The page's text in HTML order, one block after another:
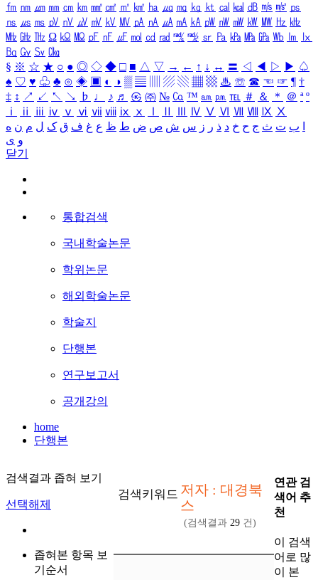
㎙ ㎚ ㎛ ㎜ ㎝ ㎞ ㎟ ㎠ ㎡ ㎢ ㏊ ㎍ ㎎ ㎏ ㏏ ㎈ ㎉ ㏈ ㎧ ㎨ ㎰
㎱ ㎲ ㎳ ㎴ ㎵ ㎶ ㎷ ㎸ ㎹ ㎀ ㎁ ㎂ ㎃ ㎄ ㎺ ㎻ ㎽ ㎾ ㎿ ㎐ ㎑
㎒ ㎓ ㎔ Ω ㏀ ㏁ ㎊ ㎋ ㎌ ㏖ ㏅ ㎭ ㎮ ㎯ ㏛ ㎩ ㎪ ㎫ ㎬ ㏝ ㏐
㏓
㏃ ㏉ ㏜ ㏆
§ ※ ☆ ★ ○ ● ◎ ◇ ◆ □ ■ △ ▽ → ← ↑ ↓ ↔ 〓 ◁ ◀ ▷ ▶ ♤
♠ ♡ ♥ ♧ ♣ ⊙ ◈ ▣ ◐ ◑ ▒ ▤ ▨ ▧ ▦ ▩ ♨ ☏ ☎ ☜ ☞ ¶ †
‡ ↕ ↗ ↙ ↖ ↘ ♭ ♩ ♪ ♬ ㉿ ㈜ № ㏇ ™ ㏂ ㏘ ℡ ＃ ＆ ＊ ＠ ª º
ⅰ
ⅱ ⅲ ⅳ ⅴ ⅵ ⅶ ⅷ ⅸ ⅹ Ⅳ Ⅴ Ⅵ Ⅶ Ⅷ Ⅸ Ⅹ
ب ت ث ج ح خ د ذ ر ز س ش ص ض ط ظ ع غ ف ق ک ل م ن ه
و ی
닫기
통합검색
국내학술논문
학위논문
해외학술논문
학술지
단행본
연구보고서
공개강의
home
단행본
검색결과 좁혀 보기
선택해제
좁혀본 항목 보
기순서
검색키워드 저자 : 대경북
스
(검색결과 29 건)
연관 검
색어 추
천
이 검색
어로 많
이 본